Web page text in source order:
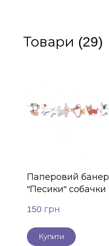
Товари (29)
Паперовий банер
"Песики" собачки
150 грн
Купити